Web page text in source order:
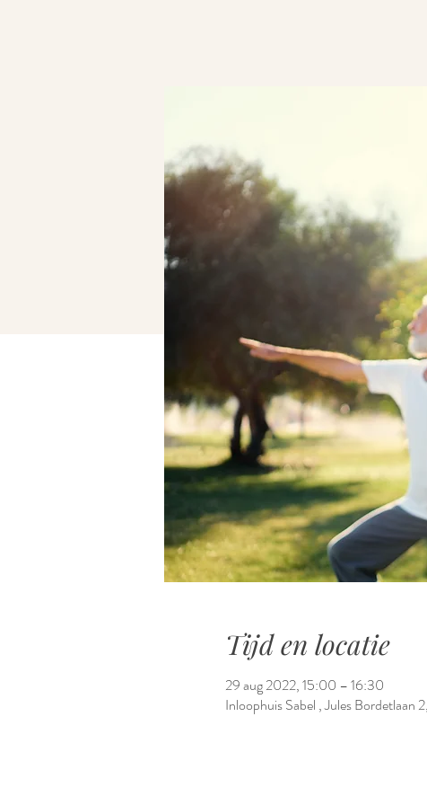
Tijd en locatie
29 aug 2022, 15:00 – 16:30
Inloophuis Sabel , Jules Bordetlaan